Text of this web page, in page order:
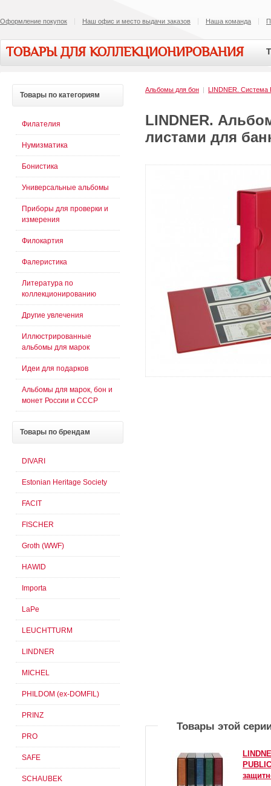
Оформление покупок Наш офис и место выдачи заказов Наша команда
ТОВАРЫ ДЛЯ КОЛЛЕКЦИОНИРОВАНИЯ
Альбомы для бон | LINDNER. Система
LINDNER.
листами для
Товары этой
Товары по категориям
Филателия
Нумизматика
Бонистика
Универсальные альбомы
Приборы для проверки и
измерения
Филокартия
Фалеристика
Литература по
коллекционированию
Другие увлечения
Иллюстрированные
альбомы для марок
Идеи для подарков
Альбомы для марок, бон и
монет России и СССР
Товары по брендам
DIVARI
Estonian Heritage Society
FACIT
FISCHER
Groth (WWF)
HAWID
Importa
LaPe
LEUCHTTURM
LINDNER
MICHEL
PHILDOM (ex-DOMFIL)
PRINZ
PRO
SAFE
SCHAUBEK